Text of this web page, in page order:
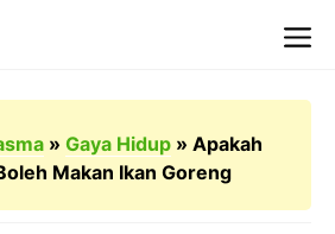
» Gaya Hidup » Apakah
Makan Ikan Goreng